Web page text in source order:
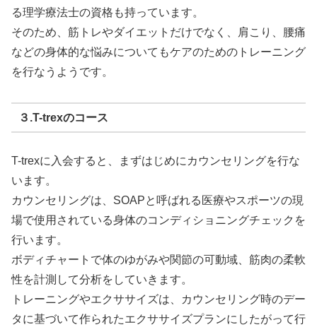
る理学療法士の資格も持っています。
そのため、筋トレやダイエットだけでなく、肩こり、腰痛
などの身体的な悩みについてもケアのためのトレーニング
を行なうようです。
３.T-trexのコース
T-trexに入会すると、まずはじめにカウンセリングを行な
います。
カウンセリングは、SOAPと呼ばれる医療やスポーツの現
場で使用されている身体のコンディショニングチェックを
行います。
ボディチャートで体のゆがみや関節の可動域、筋肉の柔軟
性を計測して分析をしていきます。
トレーニングやエクササイズは、カウンセリング時のデー
タに基づいて作られたエクササイズプランにしたがって行